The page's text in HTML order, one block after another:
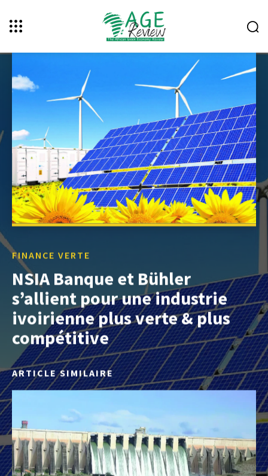
FINANCE VERTE
NSIA Banque et Bühler
s’allient pour une industrie
ivoirienne plus verte & plus
compétitive
ARTICLE SIMILAIRE